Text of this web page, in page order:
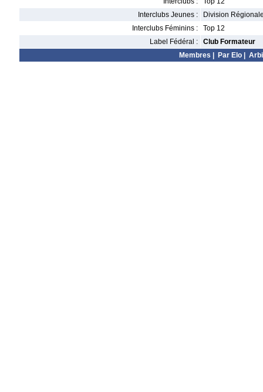
Interclubs Jeunes :
Division
Interclubs Féminins :
Top 12
Label Fédéral :
Club Formateur
Membres
Par Elo